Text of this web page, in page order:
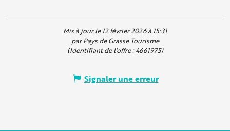
Mis à jour le 12 février 2026 à 15:31
par Pays de Grasse Tourisme
(Identifiant de l'offre :4661975)
Signaler une erreur